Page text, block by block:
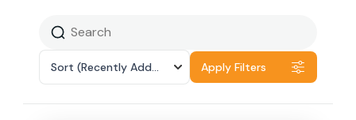
Sort Apply Filters